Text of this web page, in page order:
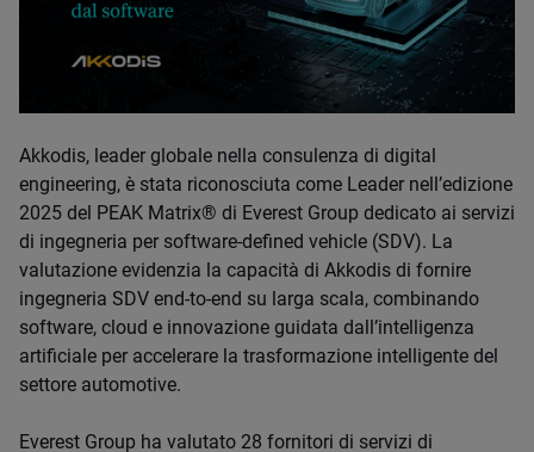
Akkodis, leader globale nella consulenza di digital
engineering, è stata riconosciuta come Leader nell’edizione
2025 del PEAK Matrix® di Everest Group dedicato ai servizi
di ingegneria per software-defined vehicle (SDV). La
valutazione evidenzia la capacità di Akkodis di fornire
ingegneria SDV end-to-end su larga scala, combinando
software, cloud e innovazione guidata dall’intelligenza
artificiale per accelerare la trasformazione intelligente del
settore automotive.
Everest Group ha valutato 28 fornitori di servizi di